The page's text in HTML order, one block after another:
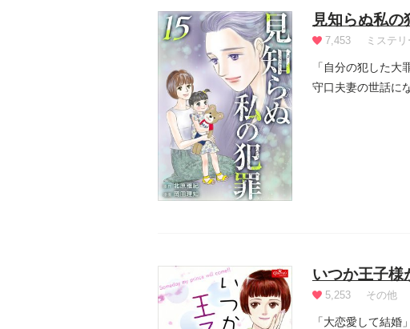
見知らぬ私の
7,453 ミステ
「自分の犯した
守口夫妻の世話に
いつか王子様
5,253 その他
「大恋愛して結